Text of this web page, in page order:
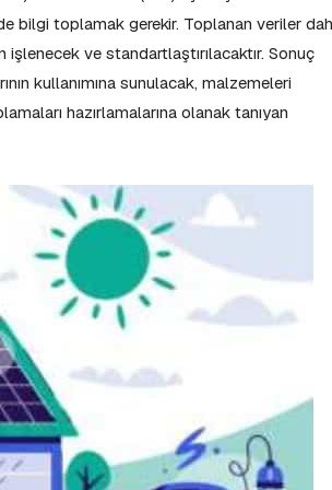
bilgi toplamak gerekir. Toplanan veriler
ve standartlaştırılacaktır. Sonuç
kullanımına sunulacak, malzemeleri
hazırlamalarına olanak tanıyan